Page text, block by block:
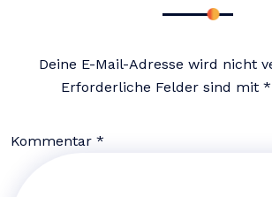
Deine E-Mail-Adresse wird nicht
Erforderliche Felder sind mit *
Kommentar *